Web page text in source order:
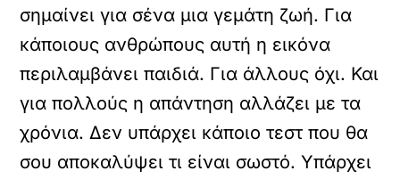
σημαίνει για σένα μια γεμάτη ζωή. Για
κάποιους ανθρώπους αυτή η εικόνα
περιλαμβάνει παιδιά. Για άλλους όχι. Και
για πολλούς η απάντηση αλλάζει με τα
χρόνια. Δεν υπάρχει κάποιο τεστ που θα
σου αποκαλύψει τι είναι σωστό. Υπάρχει